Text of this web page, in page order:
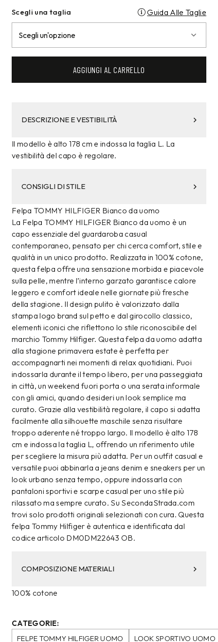
Scegli una taglia Guida Alle Taglie
AGGIUNGI AL CARRELLO
DESCRIZIONE E VESTIBILITÀ
Il modello è alto 178 cm e indossa la taglia L. La
vestibilità del capo è regolare.
CONSIGLI DI STILE
Felpa TOMMY HILFIGER Bianco da uomo
La Felpa TOMMY HILFIGER Bianco da uomo è un
capo essenziale del guardaroba casual
contemporaneo, pensato per chi cerca comfort, stile e
qualità in un unico prodotto. Realizzata in 100% cotone,
questa felpa offre una sensazione morbida e piacevole
sulla pelle, mentre l’interno garzato garantisce calore
leggero e comfort ideale nelle giornate più fresche
della stagione. Il design pulito è valorizzato dalla
stampa logo brand sul petto e dal girocollo classico,
elementi iconici che riflettono lo stile riconoscibile del
marchio Tommy Hilfiger. Questa felpa da uomo adatta
alla stagione primavera estate è perfetta per
accompagnarti nei momenti di relax quotidiani. Puoi
indossarla durante il tempo libero, per una passeggiata
in città, un weekend fuori porta o una serata informale
con gli amici, quando desideri un look semplice ma
curato. Grazie alla vestibilità regolare, il capo si adatta
facilmente alla silhouette maschile senza risultare
troppo aderente né troppo largo. Il modello è alto 178
cm e indossa la taglia L, offrendo un riferimento utile
per scegliere la misura più adatta. Per un outfit casual e
versatile puoi abbinarla a jeans denim e sneakers per un
look urbano senza tempo, oppure indossarla con
pantaloni sportivi e scarpe casual per uno stile più
rilassato ma sempre curato. Su SecondaStrada.com
trovi solo prodotti originali selezionati con cura. Questa
felpa Tommy Hilfiger è autentica e identificata dal
codice articolo DM0DM22643 OB.
COMPOSIZIONE MATERIALI
100% cotone
CATEGORIE:
FELPE TOMMY HILFIGER UOMO
LOOK SPORTIVO UOMO